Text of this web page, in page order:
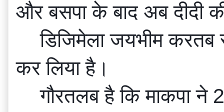
और बसपा के बाद अब दीदी
डिजिमेला जयभीम करतब
कर लिया है।
गौरतलब है कि माकपा ने